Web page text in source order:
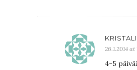
26.1.2014 at
4-5